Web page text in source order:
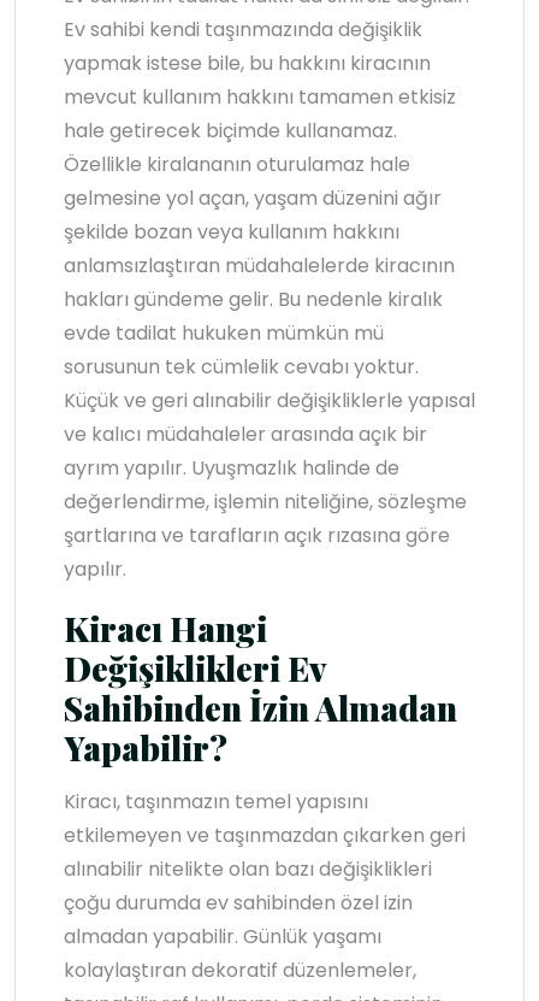
Ev sahibi kendi taşınmazında değişiklik
yapmak istese bile, bu hakkını kiracının
mevcut kullanım hakkını tamamen etkisiz
hale getirecek biçimde kullanamaz.
Özellikle kiralananın oturulamaz hale
gelmesine yol açan, yaşam düzenini ağır
şekilde bozan veya kullanım hakkını
anlamsızlaştıran müdahalelerde kiracının
hakları gündeme gelir. Bu nedenle kiralık
evde tadilat hukuken mümkün mü
sorusunun tek cümlelik cevabı yoktur.
Küçük ve geri alınabilir değişikliklerle yapısal
ve kalıcı müdahaleler arasında açık bir
ayrım yapılır. Uyuşmazlık halinde de
değerlendirme, işlemin niteliğine, sözleşme
şartlarına ve tarafların açık rızasına göre
yapılır.
Kiracı Hangi
Değişiklikleri Ev
Sahibinden İzin Almadan
Yapabilir?
Kiracı, taşınmazın temel yapısını
etkilemeyen ve taşınmazdan çıkarken geri
alınabilir nitelikte olan bazı değişiklikleri
çoğu durumda ev sahibinden özel izin
almadan yapabilir. Günlük yaşamı
kolaylaştıran dekoratif düzenlemeler,